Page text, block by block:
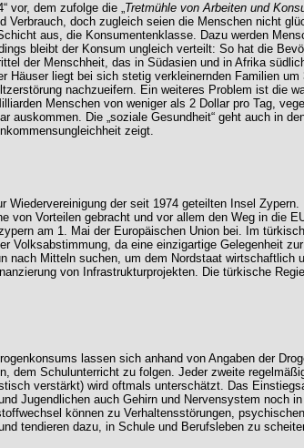
vor, dem zufolge die „Tretmühle von Arbeiten und
Verbrauch, doch zugleich seien die Menschen nicht
aus, die Konsumentenklasse. Dazu werden
bleibt der Konsum ungleich verteilt: So hat die
der Menschheit, das in Südasien und in Afrika
Häuser liegt bei sich stetig verkleinernden Familien
nachzueifern. Ein weiteres Problem ist die
Menschen von weniger als 2 Dollar pro Tag,
auskommen. Die „soziale Gesundheit“ geht auch in
zeigt.
Wiedervereinigung der seit 1974 geteilten Insel
von Vorteilen gebracht und vor allem den Weg in
am 1. Mai der Europäischen Union bei. Im
Volksabstimmung, da eine einzigartige Gelegenheit
Mitteln suchen, um dem Nordstaat
von Infrastrukturprojekten. Die türkische
lassen sich anhand von Angaben der
dem Schulunterricht zu folgen. Jeder zweite
verstärkt) wird oftmals unterschätzt. Das
Jugendlichen auch Gehirn und Nervensystem noch
können zu Verhaltensstörungen,
tendieren dazu, in Schule und Berufsleben zu